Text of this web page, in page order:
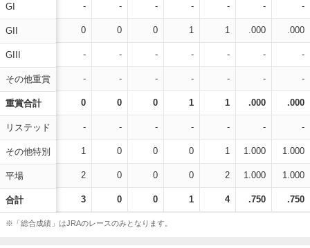
GI
GII
GIII
その他重賞
重賞合計
リステッド
その他特別
平場
合計
- - - - - - -
0 0 0 1 1 .000 .000
- - - - - - -
- - - - - - -
0 0 0 1 1 .000 .000
- - - - - - -
1 0 0 0 1 1.000 1.000
2 0 0 0 2 1.000 1.000
3 0 0 1 4 .750 .750
※「総合成績」はJRAのレースのみとなります。